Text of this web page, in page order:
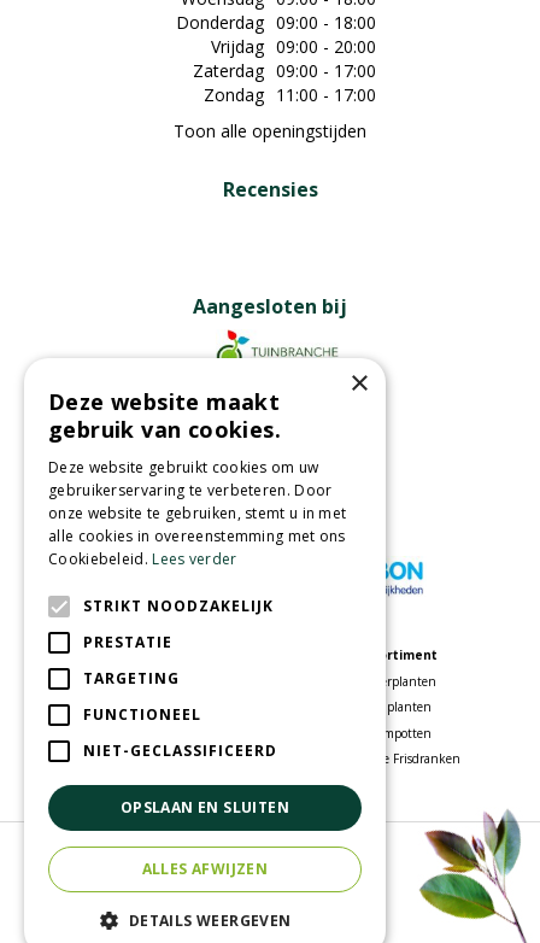
Donderdag 09:00 - 18:00
Vrijdag 09:00 - 20:00
Zaterdag 09:00 - 17:00
Zondag 11:00 - 17:00
Toon alle openingstijden
Recensies
Aangesloten bij
Partners
Wij accepteren
Tuincentrum
Speelparadijs
Woonwinkel
Assortiment
Kamerplanten
Tuinplanten
Bloempotten
Voordelige Frisdranken
© Tuincentrum Oosterhout
Green Solutions
Privacy policy
×
Deze website maakt
gebruik van cookies.
Deze website gebruikt cookies om uw
gebruikerservaring te verbeteren. Door
onze website te gebruiken, stemt u in met
alle cookies in overeenstemming met ons
Cookiebeleid.Lees verder
STRIKT NOODZAKELIJK
PRESTATIE
TARGETING
FUNCTIONEEL
NIET-GECLASSIFICEERD
OPSLAAN EN SLUITEN
ALLES AFWIJZEN
DETAILS WEERGEVEN